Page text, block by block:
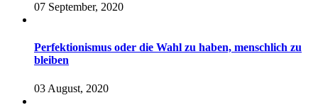
07 September, 2020
Perfektionismus oder die Wahl zu haben, menschlich zu
bleiben
03 August, 2020